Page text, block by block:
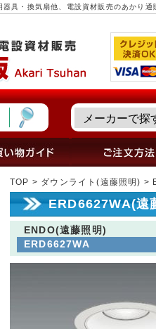
具・換気扇他、電設資材販売のあかり通
TOP > ダウンライト(遠藤照明) >
ERD6627WA(遠
ENDO(遠藤照明)
ERD6627WA